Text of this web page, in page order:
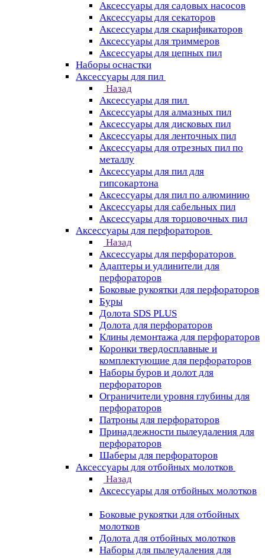
Аксессуары для садовых насосов
Аксессуары для секаторов
Аксессуары для скарификаторов
Аксессуары для триммеров
Аксессуары для цепных пил
Наборы оснастки
Аксессуары для пил
Назад
Аксессуары для пил
Аксессуары для алмазных пил
Аксессуары для дисковых пил
Аксессуары для ленточных пил
Аксессуары для отрезных пил по
металлу
Аксессуары для пил для
гипсокартона
Аксессуары для пил по алюминию
Аксессуары для сабельных пил
Аксессуары для торцовочных пил
Аксессуары для перфораторов
Назад
Аксессуары для перфораторов
Адаптеры и удлинители для
перфораторов
Боковые рукоятки для перфораторов
Буры
Долота SDS PLUS
Долота для перфораторов
Клины демонтажа для перфораторов
Коронки твердосплавные и
комплектующие для перфораторов
Наборы буров и долот для
перфораторов
Ограничители уровня глубины для
перфораторов
Патроны для перфораторов
Принадлежности пылеудаления для
перфораторов
Шаберы для перфораторов
Аксессуары для отбойных молотков
Назад
Аксессуары для отбойных молотков
Боковые рукоятки для отбойных
молотков
Долота для отбойных молотков
Наборы для пылеудаления для